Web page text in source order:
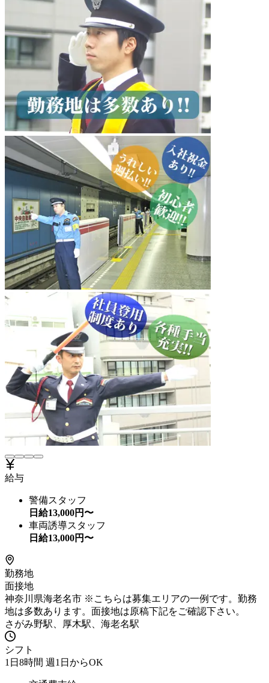
給与
警備スタッフ
日給13,000円〜
車両誘導スタッフ
日給13,000円〜
勤務地
面接地
神奈川県海老名市 ※こちらは募集エリアの一例です。勤務
地は多数あります。面接地は原稿下記をご確認下さい。
さがみ野駅、厚木駅、海老名駅
シフト
1日8時間 週1日からOK